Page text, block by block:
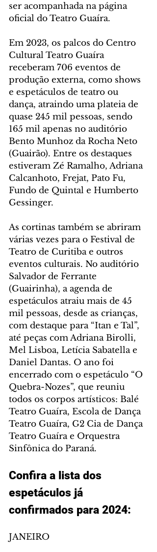
ser acompanhada na página
oficial do Teatro Guaíra.
Em 2023, os palcos do Centro
Cultural Teatro Guaíra
receberam 706 eventos de
produção externa, como shows
e espetáculos de teatro ou
dança, atraindo uma plateia de
quase 245 mil pessoas, sendo
165 mil apenas no auditório
Bento Munhoz da Rocha Neto
(Guairão). Entre os destaques
estiveram Zé Ramalho, Adriana
Calcanhoto, Frejat, Pato Fu,
Fundo de Quintal e Humberto
Gessinger.
As cortinas também se abriram
várias vezes para o Festival de
Teatro de Curitiba e outros
eventos culturais. No auditório
Salvador de Ferrante
(Guairinha), a agenda de
espetáculos atraiu mais de 45
mil pessoas, desde as crianças,
com destaque para “Itan e Tal”,
até peças com Adriana Birolli,
Mel Lisboa, Letícia Sabatella e
Daniel Dantas. O ano foi
encerrado com o espetáculo “O
Quebra-Nozes”, que reuniu
todos os corpos artísticos: Balé
Teatro Guaíra, Escola de Dança
Teatro Guaíra, G2 Cia de Dança
Teatro Guaíra e Orquestra
Sinfônica do Paraná.
Confira a lista dos
espetáculos já
confirmados para 2024:
JANEIRO